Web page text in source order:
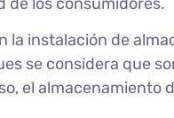
la instalación de
se considera que
el almacenamiento